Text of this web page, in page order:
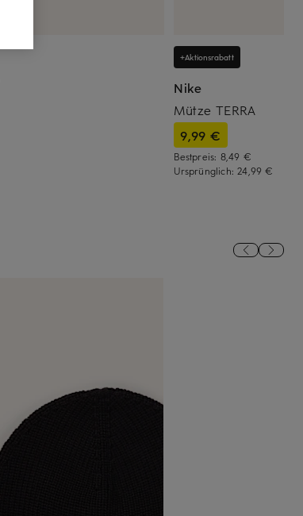
+Aktionsrabatt
Nike
Mütze TERRA
9,99 €
Bestpreis: 8,49 €
Ursprünglich:24,99 €